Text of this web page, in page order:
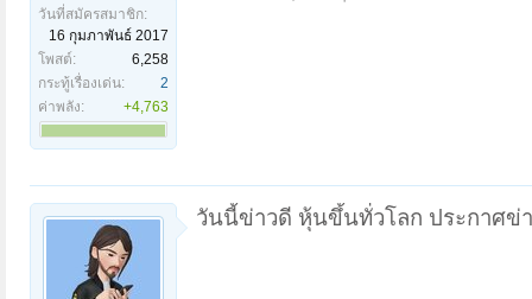
วันที่สมัครสมาชิก:
16 กุมภาพันธ์ 2017
โพสต์:
6,258
กระทู้เรื่องเด่น:
2
ค่าพลัง:
+4,763
วันนี้ข่าวดี หุ้นขึ้นทั่วโลก ประกาศข่